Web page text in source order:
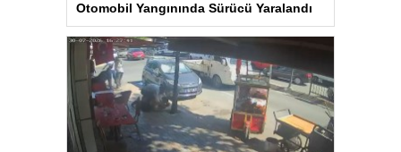
Otomobil Yangınında Sürücü Yaralandı